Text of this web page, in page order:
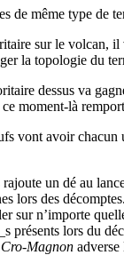
de même type de
sur le volcan,
la topologie du
dessus va
moment-là
vont avoir
un dé au
lors des décomptes.
sur n’importe
présents lors du
Cro-Magnon adverse